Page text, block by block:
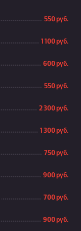
550 руб.
1 100 руб.
600 руб.
550 руб.
2 300 руб.
1 300 руб.
750 руб.
900 руб.
700 руб.
900 руб.